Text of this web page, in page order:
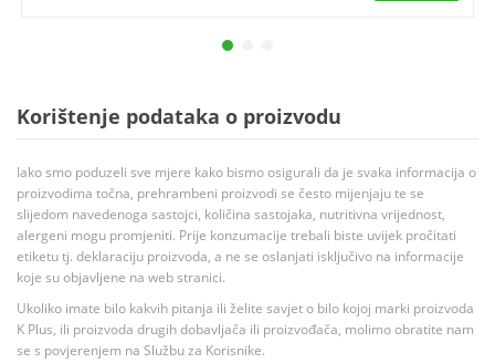
Korištenje podataka o proizvodu
Iako smo poduzeli sve mjere kako bismo osigurali da je svaka informacija o
proizvodima točna, prehrambeni proizvodi se često mijenjaju te se
slijedom navedenoga sastojci, količina sastojaka, nutritivna vrijednost,
alergeni mogu promjeniti. Prije konzumacije trebali biste uvijek pročitati
etiketu tj. deklaraciju proizvoda, a ne se oslanjati isključivo na informacije
koje su objavljene na web stranici.
Ukoliko imate bilo kakvih pitanja ili želite savjet o bilo kojoj marki proizvoda
K Plus, ili proizvoda drugih dobavljača ili proizvođača, molimo obratite nam
se s povjerenjem na Službu za Korisnike.